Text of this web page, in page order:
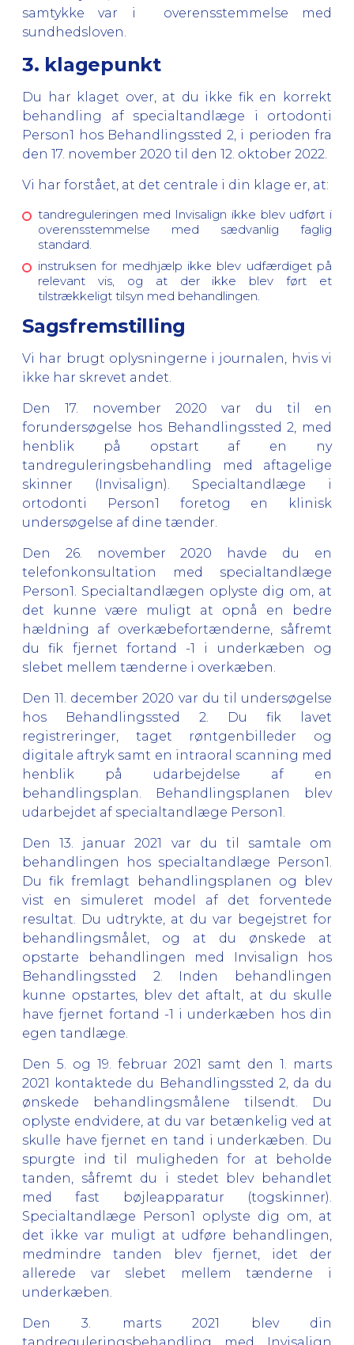
samtykke var i
overensstemmelse med
sundhedsloven.
3. klagepunkt
Du har klaget over, at du ikke fik en korrekt
behandling af specialtandlæge i ortodonti
Person1 hos Behandlingssted 2, i perioden fra
den 17. november 2020 til den 12. oktober 2022.
Vi har forstået, at det centrale i din klage er, at:
tandreguleringen med Invisalign ikke blev udført i
overensstemmelse med sædvanlig faglig
standard.
instruksen for medhjælp ikke blev udfærdiget på
relevant vis, og at der ikke blev ført et
tilstrækkeligt tilsyn med behandlingen.
Sagsfremstilling
Vi har brugt oplysningerne i journalen, hvis vi
ikke har skrevet andet.
Den 17. november 2020 var du til en
forundersøgelse hos Behandlingssted 2, med
henblik på opstart af en ny
tandreguleringsbehandling med aftagelige
skinner (Invisalign). Specialtandlæge i
ortodonti Person1 foretog en klinisk
undersøgelse af dine tænder.
Den 26. november 2020 havde du en
telefonkonsultation med specialtandlæge
Person1. Specialtandlægen oplyste dig om, at
det kunne være muligt at opnå en bedre
hældning af overkæbefortænderne, såfremt
du fik fjernet fortand -1 i underkæben og
slebet mellem tænderne i overkæben.
Den 11. december 2020 var du til undersøgelse
hos Behandlingssted 2. Du fik lavet
registreringer, taget røntgenbilleder og
digitale aftryk samt en intraoral scanning med
henblik på udarbejdelse af en
behandlingsplan. Behandlingsplanen blev
udarbejdet af specialtandlæge Person1.
Den 13. januar 2021 var du til samtale om
behandlingen hos specialtandlæge Person1.
Du fik fremlagt behandlingsplanen og blev
vist en simuleret model af det forventede
resultat. Du udtrykte, at du var begejstret for
behandlingsmålet, og at du ønskede at
opstarte behandlingen med Invisalign hos
Behandlingssted 2. Inden behandlingen
kunne opstartes, blev det aftalt, at du skulle
have fjernet fortand -1 i underkæben hos din
egen tandlæge.
Den 5. og 19. februar 2021 samt den 1. marts
2021 kontaktede du Behandlingssted 2, da du
ønskede behandlingsmålene tilsendt. Du
oplyste endvidere, at du var betænkelig ved at
skulle have fjernet en tand i underkæben. Du
spurgte ind til muligheden for at beholde
tanden, såfremt du i stedet blev behandlet
med fast bøjleapparatur (togskinner).
Specialtandlæge Person1 oplyste dig om, at
det ikke var muligt at udføre behandlingen,
medmindre tanden blev fjernet, idet der
allerede var slebet mellem tænderne i
underkæben.
Den 3. marts 2021 blev din
tandreguleringsbehandling med Invisalign